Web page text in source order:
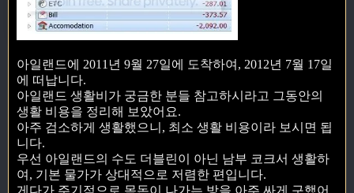
아일랜드에 2011년 9월 27일에 도착하여, 2012년 7월 17일
에 떠납니다.
아일랜드 생활비가 궁금한 분들 참고하시라고 그동안의
생활 비용을 정리해 보았어요.
아주 검소하게 생활했으니, 최소 생활 비용이라 보시면 됩
니다.
우선 아일랜드의 수도 더블린이 아닌 남부 코크서 생활하
여, 기본 물가가 상대적으로 저렴한 편입니다.